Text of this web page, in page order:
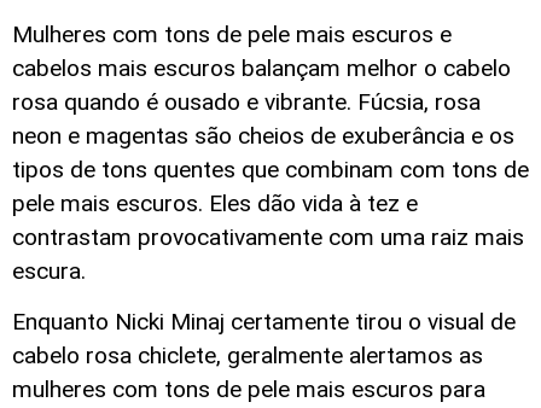
Mulheres com tons de pele mais escuros e
cabelos mais escuros balançam melhor o cabelo
rosa quando é ousado e vibrante. Fúcsia, rosa
neon e magentas são cheios de exuberância e os
tipos de tons quentes que combinam com tons de
pele mais escuros. Eles dão vida à tez e
contrastam provocativamente com uma raiz mais
escura.
Enquanto Nicki Minaj certamente tirou o visual de
cabelo rosa chiclete, geralmente alertamos as
mulheres com tons de pele mais escuros para